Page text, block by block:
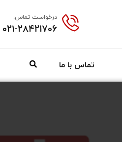
درخواست تماس:
۰۲۱-۲۸۴۲۱۷۰۶
تماس با ما